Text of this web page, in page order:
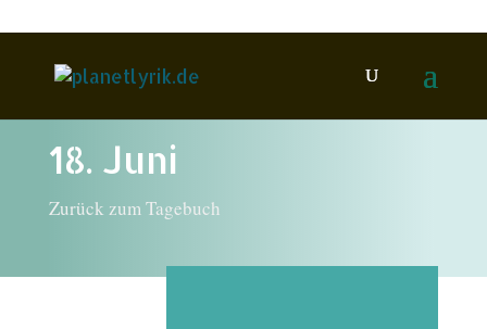
18. Juni
Zurück zum Tagebuch